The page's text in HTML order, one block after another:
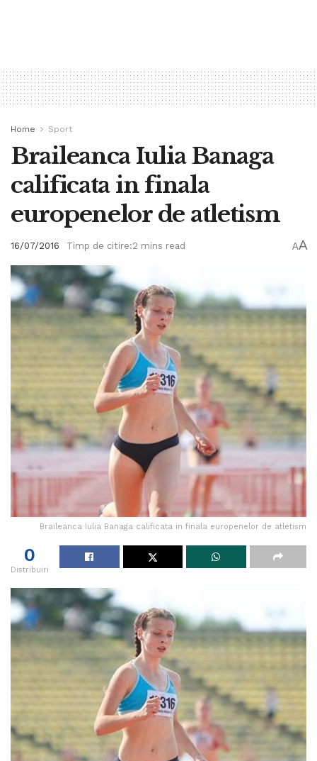
Home Sport
Braileanca Iulia Banaga
calificata in finala
europenelor de atletism
16/07/2016 Timp de citire:2 mins read AA
Braileanca Iulia Banaga calificata in finala europenelor de atletism
0
Distribuiri